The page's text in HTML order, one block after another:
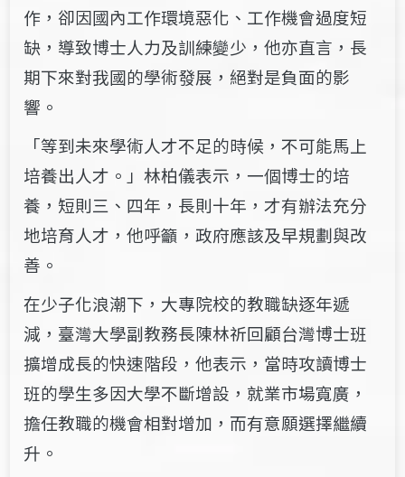
作，卻因國內工作環境惡化、工作機會過度短
缺，導致博士人力及訓練變少，他亦直言，長
期下來對我國的學術發展，絕對是負面的影
響。
「等到未來學術人才不足的時候，不可能馬上
培養出人才。」林柏儀表示，一個博士的培
養，短則三、四年，長則十年，才有辦法充分
地培育人才，他呼籲，政府應該及早規劃與改
善。
在少子化浪潮下，大專院校的教職缺逐年遞
減， 臺灣大學副教務長陳林祈回顧台灣博士班
擴增成長的快速階段，他表示，當時攻讀博士
班的學生多因大學不斷增設，就業市場寬廣，
擔任教職的機會相對增加，而有意願選擇繼續
升。